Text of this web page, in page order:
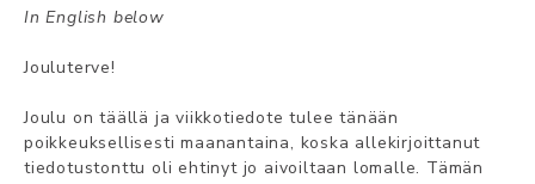
In English below
Jouluterve!
Joulu on täällä ja viikkotiedote tulee tänään
poikkeuksellisesti maanantaina, koska allekirjoittanut
tiedotustonttu oli ehtinyt jo aivoiltaan lomalle. Tämän